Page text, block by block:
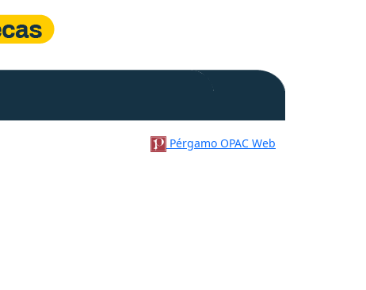
Pérgamo OPAC Web